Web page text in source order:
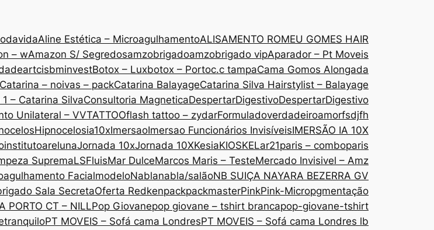
Aline Estética – MicroagulhamentoALISAMENTO ROMEU GOMES HAIR
– wAmazon S/ Segredosamzobrigadoamzobrigado vipAparador – Pt Moveis
artcisbminvestBotox – Luxbotox – Portoc.c tampaCama Gomos Alongada
Catarina – noivas – packCatarina BalayageCatarina Silva Hairstylist – Balayage
– Catarina SilvaConsultoria MagneticaDespertarDigestivoDespertarDigestivo
Unilateral – VVTATTOOflash tattoo – zydarFormuladoverdadeiroamorfsdjfh
Hipnocelosia10xImersaoImersao Funcionários InvisíveisIMERSÃO IA 10X
institutoarelunaJornada 10xJornada 10XKesiaKIOSKELar21paris – comboparis
SupremaLSFluisMar DulceMarcos Maris – TesteMercado Invisivel – Amz
FacialmodeloNablanabla/salãoNB SUIÇA NAYARA BEZERRA GV
Sala SecretaOferta RedkenpackpackmasterPinkPink-Micropgmentação
PORTO CT – NILLPop Giovanepop giovane – tshirt brancapop-giovane-tshirt
PT MOVEIS – Sofá cama LondresPT MOVEIS – Sofá cama Londres lb